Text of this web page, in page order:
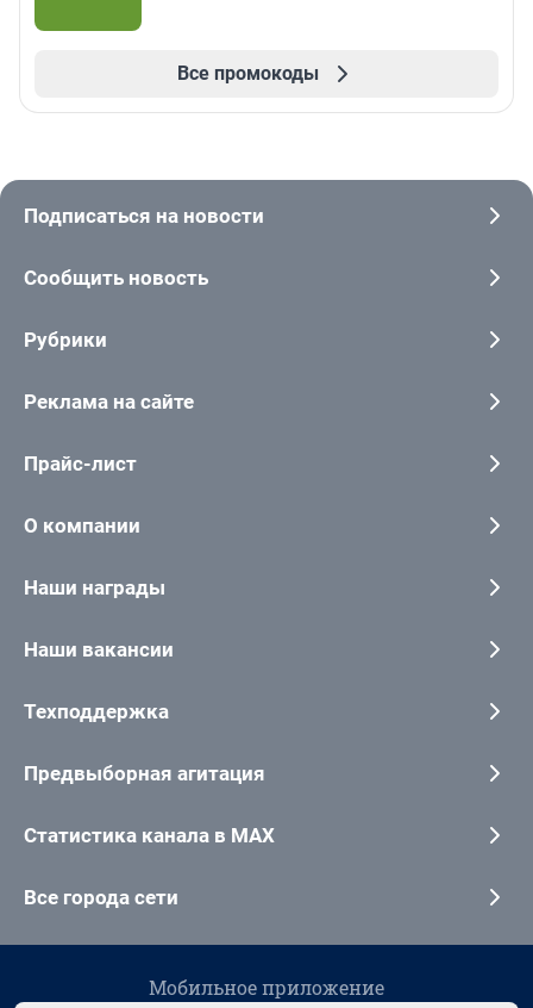
Все промокоды
Подписаться на новости
Сообщить новость
Рубрики
Реклама на сайте
Прайс-лист
О компании
Наши награды
Наши вакансии
Техподдержка
Предвыборная агитация
Статистика канала в MAX
Все города сети
Мобильное приложение